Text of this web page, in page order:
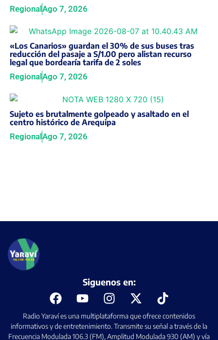
RegionalAgo 7, 2026
«Los Canarios» guardan el 30% de sus buses tras
reducción del pasaje a S/1.00 pero alistan recurso
legal que bordearía tarifa de 2 soles
Regional Ago 7, 2026
Sujeto es brutalmente golpeado y asaltado en el
centro histórico de Arequipa
RegionalAgo 7, 2026
Radio Yaraví es una multiplataforma que ofrece contenidos
informativos y de entretenimiento. Transmite su señal a través de la
Frecuencia Modulada 106.3 (FM), Amplitud Modulada 930 (AM) y vía
Siguenos en: